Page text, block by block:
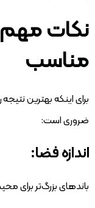
نکات مهم
مناسب
برای اینکه بهترین نتیجه
ضروری است:
اندازه فضا:
باندهای بزرگ‌تر برای